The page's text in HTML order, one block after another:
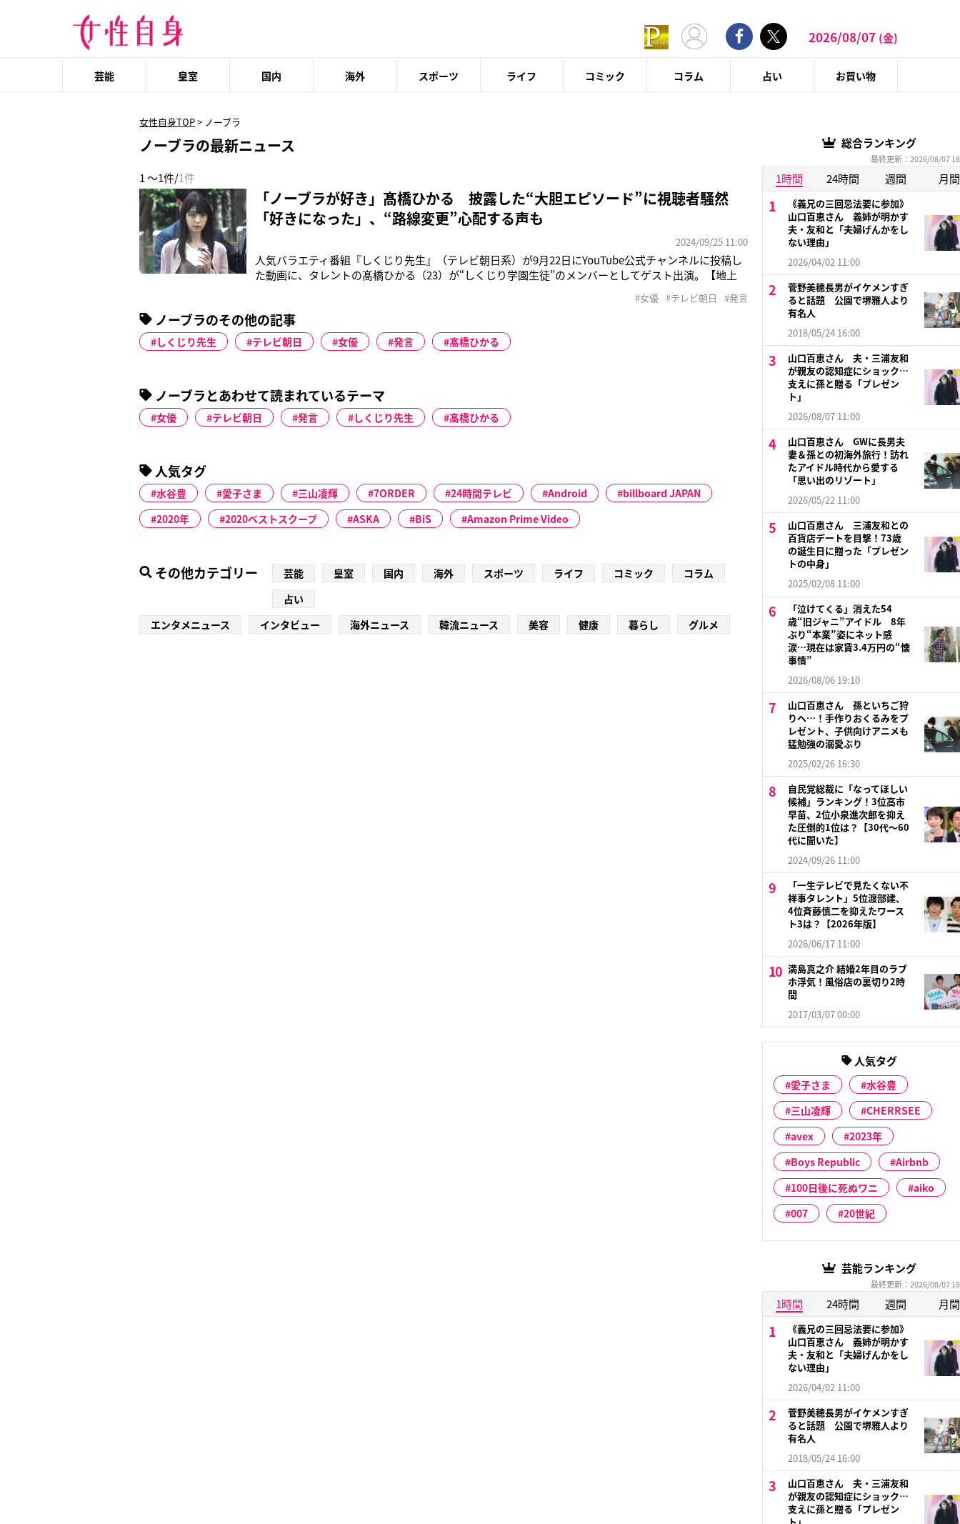
2026/08/07 (金)
芸能 皇室 国内 海外 スポーツ ライフ コミック コラム 占い お買い物
女性自身TOP> ノーブラ
ノーブラの最新ニュース
1 ～1件/1件
「ノーブラが好き」髙橋ひかる 披露した“大胆エピソード”に視聴者騒然
「好きになった」、“路線変更”心配する声も
2024/09/25 11:00
人気バラエティ番組『しくじり先生』（テレビ朝日系）が9月22日にYouTube公式チャンネルに投稿し
た動画に、タレントの髙橋ひかる（23）が“しくじり学園生徒”のメンバーとしてゲスト出演。【地上
芸人のオードリー・若林正恭（46）らがレギュラーを務め、人生において大きな失敗をしてしまっ
た“しくじり先生”が、
#女優 #テレビ朝日 #発言
ノーブラのその他の記事
しくじり先生 テレビ朝日 女優 発言 髙橋ひかる
ノーブラとあわせて読まれているテーマ
女優 テレビ朝日 発言 しくじり先生 髙橋ひかる
人気タグ
水谷豊 愛子さま 三山凌輝 7ORDER 24時間テレビ Android
billboard JAPAN
2020年
2020ベストスクープ ASKA BiS Amazon Prime Video
その他カテゴリー 芸能 皇室 国内 海外 スポーツ ライフ コミック
コラム
占い
エンタメニュース
インタビュー 海外ニュース 韓流ニュース 美容 健康 暮らし グルメ
総合ランキング
最終更新：2026/08/07
1時間 24時間 週間 月間
《義兄の三回忌法要に参加》
山口百恵さん 義姉が明かす
夫・友和と「夫婦げんかをし
ない理由」
2026/04/02 11:00
菅野美穂長男がイケメンすぎ
ると話題 公園で堺雅人より
有名人
2018/05/24 16:00
山口百恵さん 夫・三浦友和
が親友の認知症にショック…
支えに孫と贈る「プレゼン
ト」
2026/08/07 11:00
山口百恵さん GWに長男夫
妻＆孫との初海外旅行！訪れ
たアイドル時代から愛する
「思い出のリゾート」
2026/05/22 11:00
山口百恵さん 三浦友和との
百貨店デートを目撃！73歳
の誕生日に贈った「プレゼン
トの中身」
2025/02/08 11:00
「泣けてくる」消えた54
歳“旧ジャニ”アイドル 8年
ぶり“本業”姿にネット感
涙…現在は家賃3.4万円の“懐
事情”
2026/08/06 19:10
山口百恵さん 孫といちご狩
りへ…！手作りおくるみをプ
レゼント、子供向けアニメも
猛勉強の溺愛ぶり
2025/02/26 16:30
自民党総裁に「なってほしい
候補」ランキング！3位高市
早苗、2位小泉進次郎を抑え
た圧倒的1位は？【30代〜60
代に聞いた】
2024/09/26 11:00
「一生テレビで見たくない不
祥事タレント」5位渡部建、
4位斉藤慎二を抑えたワース
ト3は？【2026年版】
2026/06/17 11:00
満島真之介 結婚2年目のラブ
ホ浮気！風俗店の裏切り2時
間
2017/03/07 00:00
人気タグ
愛子さま
水谷豊
三山凌輝
CHERRSEE
avex
2023年
Boys Republic
Airbnb
100日後に死ぬワニ
aiko
007
20世紀
芸能ランキング
最終更新：2026/08/07
1時間 24時間 週間 月間
《義兄の三回忌法要に参加》
山口百恵さん 義姉が明かす
夫・友和と「夫婦げんかをし
ない理由」
2026/04/02 11:00
菅野美穂長男がイケメンすぎ
ると話題 公園で堺雅人より
有名人
2018/05/24 16:00
山口百恵さん 夫・三浦友和
が親友の認知症にショック…
支えに孫と贈る「プレゼン